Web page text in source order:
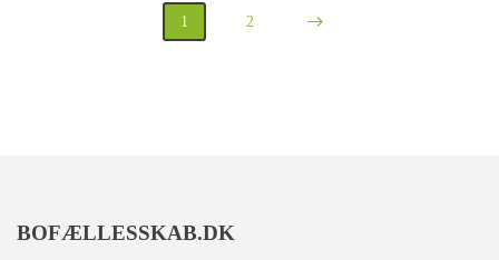
1 2
BOFÆLLESSKAB.DK